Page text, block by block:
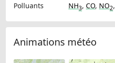
Polluants
NH3, CO, NO2,
Animations météo